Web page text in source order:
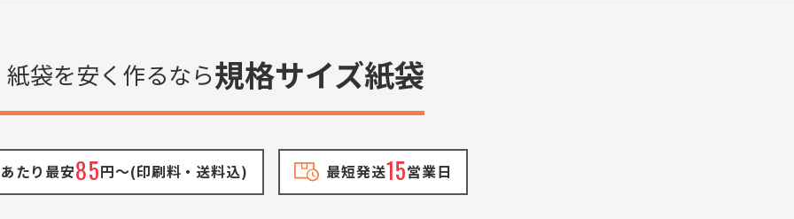
紙袋を安く作るなら規格サイズ紙袋
たり最安85円〜(印刷料・送料込) 最短発送15営業日